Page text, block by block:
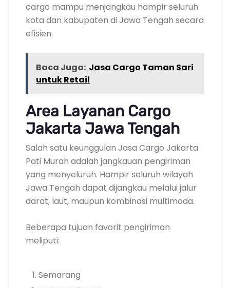
cargo mampu menjangkau hampir seluruh
kota dan kabupaten di Jawa Tengah secara
efisien.
Baca Juga: Jasa Cargo Taman Sari
untuk Retail
Area Layanan Cargo
Jakarta Jawa Tengah
Salah satu keunggulan Jasa Cargo Jakarta
Pati Murah adalah jangkauan pengiriman
yang menyeluruh. Hampir seluruh wilayah
Jawa Tengah dapat dijangkau melalui jalur
darat, laut, maupun kombinasi multimoda.
Beberapa tujuan favorit pengiriman
meliputi:
Semarang